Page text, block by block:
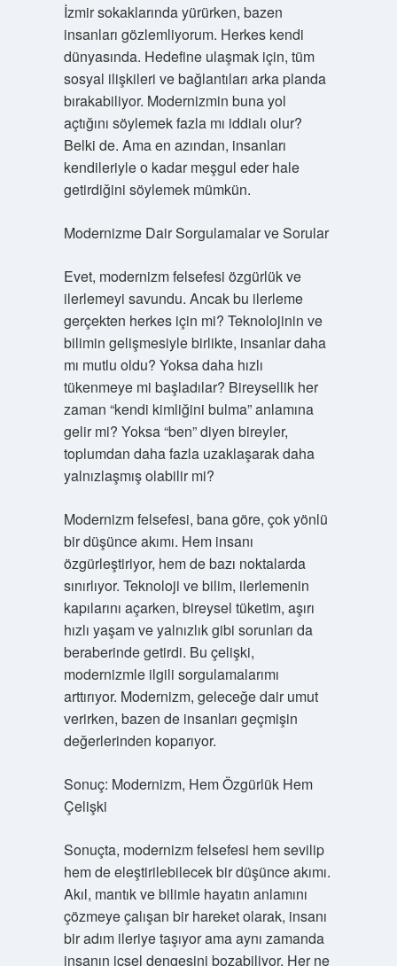
İzmir sokaklarında yürürken, bazen
insanları gözlemliyorum. Herkes kendi
dünyasında. Hedefine ulaşmak için, tüm
sosyal ilişkileri ve bağlantıları arka planda
bırakabiliyor. Modernizmin buna yol
açtığını söylemek fazla mı iddialı olur?
Belki de. Ama en azından, insanları
kendileriyle o kadar meşgul eder hale
getirdiğini söylemek mümkün.
Modernizme Dair Sorgulamalar ve Sorular
Evet, modernizm felsefesi özgürlük ve
ilerlemeyi savundu. Ancak bu ilerleme
gerçekten herkes için mi? Teknolojinin ve
bilimin gelişmesiyle birlikte, insanlar daha
mı mutlu oldu? Yoksa daha hızlı
tükenmeye mi başladılar? Bireysellik her
zaman “kendi kimliğini bulma” anlamına
gelir mi? Yoksa “ben” diyen bireyler,
toplumdan daha fazla uzaklaşarak daha
yalnızlaşmış olabilir mi?
Modernizm felsefesi, bana göre, çok yönlü
bir düşünce akımı. Hem insanı
özgürleştiriyor, hem de bazı noktalarda
sınırlıyor. Teknoloji ve bilim, ilerlemenin
kapılarını açarken, bireysel tüketim, aşırı
hızlı yaşam ve yalnızlık gibi sorunları da
beraberinde getirdi. Bu çelişki,
modernizmle ilgili sorgulamalarımı
arttırıyor. Modernizm, geleceğe dair umut
verirken, bazen de insanları geçmişin
değerlerinden koparıyor.
Sonuç: Modernizm, Hem Özgürlük Hem
Çelişki
Sonuçta, modernizm felsefesi hem sevilip
hem de eleştirilebilecek bir düşünce akımı.
Akıl, mantık ve bilimle hayatın anlamını
çözmeye çalışan bir hareket olarak, insanı
bir adım ileriye taşıyor ama aynı zamanda
insanın içsel dengesini bozabiliyor. Her ne